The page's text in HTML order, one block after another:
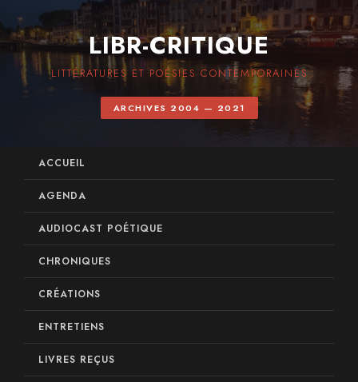
LIBR-CRITIQUE
LITTÉRATURES ET POÉSIES CONTEMPORAINES
ARCHIVES 2004 — 2021
ACCUEIL
AGENDA
AUDIOCAST POÉTIQUE
CHRONIQUES
CRÉATIONS
ENTRETIENS
LIVRES REÇUS